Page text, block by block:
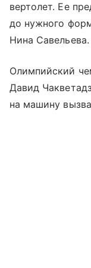
вертолет. Ее
до нужного
Нина Савельева.
Олимпийский
Давид
на машину